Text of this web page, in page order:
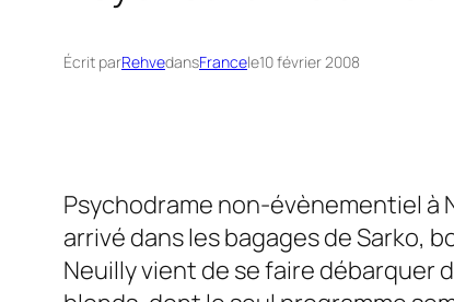
Écrit parRehvedansFrancele10 février 2008
Psychodrame non-évènementiel à
arrivé dans les bagages de Sarko,
Neuilly vient de se faire débarquer